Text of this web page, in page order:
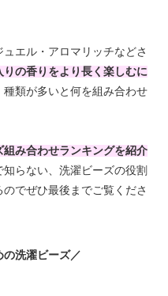
エル・アロマリッチなどさ
りの香りをより長く楽しむに
種類が多いと何を組み合わせ
み合わせランキングを紹介
らない、洗濯ビーズの役割
でぜひ最後までご覧くださ
の洗濯ビーズ／